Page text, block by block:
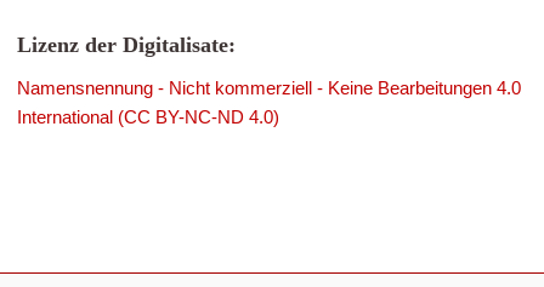
Lizenz der Digitalisate:
Namensnennung - Nicht kommerziell - Keine Bearbeitungen 4.0
International (CC BY-NC-ND 4.0)